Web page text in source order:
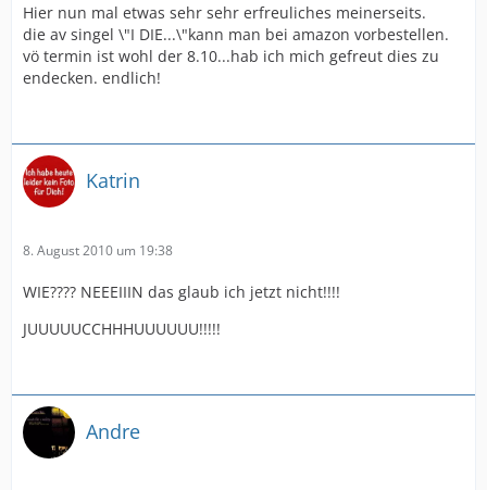
Hier nun mal etwas sehr sehr erfreuliches meinerseits.
die av singel \"I DIE...\"kann man bei amazon vorbestellen.
vö termin ist wohl der 8.10...hab ich mich gefreut dies zu
endecken. endlich!
Katrin
8. August 2010 um 19:38
WIE???? NEEEIIIN das glaub ich jetzt nicht!!!!
JUUUUUCCHHHUUUUUU!!!!!
Andre